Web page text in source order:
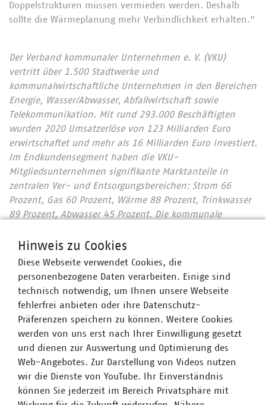
Doppelstrukturen müssen vermieden werden. Deshalb
sollte die Wärmeplanung mehr Verbindlichkeit erhalten.“
Der Verband kommunaler Unternehmen e. V. (VKU)
vertritt über 1.500 Stadtwerke und
kommunalwirtschaftliche Unternehmen in den Bereichen
Energie, Wasser/Abwasser, Abfallwirtschaft sowie
Telekommunikation. Mit rund 293.000 Beschäftigten
wurden 2020 Umsatzerlöse von 123 Milliarden Euro
erwirtschaftet und mehr als 16 Milliarden Euro investiert.
Im Endkundensegment haben die VKU-
Mitgliedsunternehmen signifikante Marktanteile in
zentralen Ver- und Entsorgungsbereichen: Strom 66
Prozent, Gas 60 Prozent, Wärme 88 Prozent, Trinkwasser
89 Prozent, Abwasser 45 Prozent. Die kommunale
und hat seit 1990 rund 76 Prozent ihrer CO2-Emissionen
eingespart – damit ist sie der Hidden Champion des
Klimaschutzes. Immer mehr Mitgliedsunternehmen
engagieren sich im Breitbandausbau: 206 Unternehmen
investieren pro Jahr über 957 Millionen Euro. Künftig
wollen 80 Prozent der kommunalen Unternehmen den
Mobilfunkunternehmen Anschlüsse für Antennen an ihr
Glasfasernetz anbieten.
Zahlen Daten Fakten 2022
Wir halten Deutschland am Laufen – denn nichts
geschieht, wenn es nicht vor Ort passiert: Unser Beitrag
für heute und morgen: #Daseinsvorsorge. Unsere
Positionen:
www.vku.de
Hinweis zu Cookies
Diese Webseite verwendet Cookies, die
personenbezogene Daten verarbeiten. Einige sind
technisch notwendig, um Ihnen unsere Webseite
fehlerfrei anbieten oder ihre Datenschutz-
Präferenzen speichern zu können. Weitere Cookies
werden von uns erst nach Ihrer Einwilligung gesetzt
und dienen zur Auswertung und Optimierung des
Web-Angebotes. Zur Darstellung von Videos nutzen
wir die Dienste von YouTube. Ihr Einverständnis
können Sie jederzeit im Bereich Privatsphäre mit